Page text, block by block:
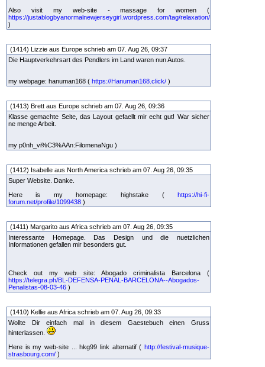
Also visit my web-site - massage for women (
https://justablogbyanormalnewjerseygirl.wordpress.com/tag/relaxation/
)
(1414) Lizzie aus Europe schrieb am 07. Aug 26, 09:37
Die Hauptverkehrsart des Pendlers im Land waren nun Autos.
my webpage: hanuman168 ( https://Hanuman168.click/ )
(1413) Brett aus Europe schrieb am 07. Aug 26, 09:36
Klasse gemachte Seite, das Layout gefaellt mir echt gut! War sicher
ne menge Arbeit.
my p0nh_vi%C3%AAn:FilomenaNgu )
(1412) Isabelle aus North America schrieb am 07. Aug 26, 09:35
Super Website. Danke.
Here is my homepage: highstake ( https://hi-fi-
forum.net/profile/1099438 )
(1411) Margarito aus Africa schrieb am 07. Aug 26, 09:35
Interessante Homepage. Das Design und die nuetzlichen
Informationen gefallen mir besonders gut.
Check out my web site: Abogado criminalista Barcelona (
https://telegra.ph/BL-DEFENSA-PENAL-BARCELONA--Abogados-
Penalistas-08-03-46 )
(1410) Kellie aus Africa schrieb am 07. Aug 26, 09:33
Wollte Dir einfach mal in diesem Gaestebuch einen Gruss
hinterlassen.
Here is my web-site ... hkg99 link alternatif ( http://festival-musique-
strasbourg.com/ )